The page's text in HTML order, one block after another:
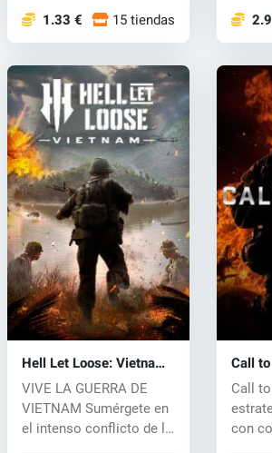
1.33 € 15 tiendas
Hell Let Loose: Vietnam
(PC) key
VIVE LA GUERRA DE
VIETNAM Sumérgete en
el intenso conflicto de la
Call
Call
con